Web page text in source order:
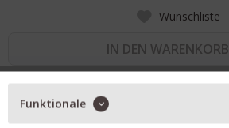
Wunschliste
IN DEN WARENKORB
BESCHREIBUNG
Funktionale